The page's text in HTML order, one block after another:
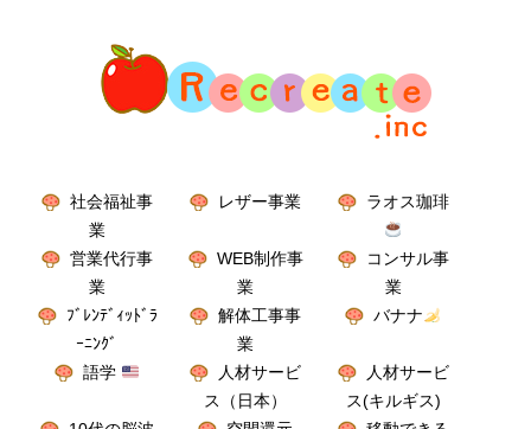
社会福祉事
業
レザー事業 ラオス珈琲
営業代行事
業
WEB制作事
業
コンサル事
業
ﾌﾞﾚﾝﾃﾞｨｯﾄﾞﾗ
ｰﾆﾝｸﾞ
解体工事事
業
バナナ
語学
人材サービ
ス（日本）
人材サービ
ス(キルギス)